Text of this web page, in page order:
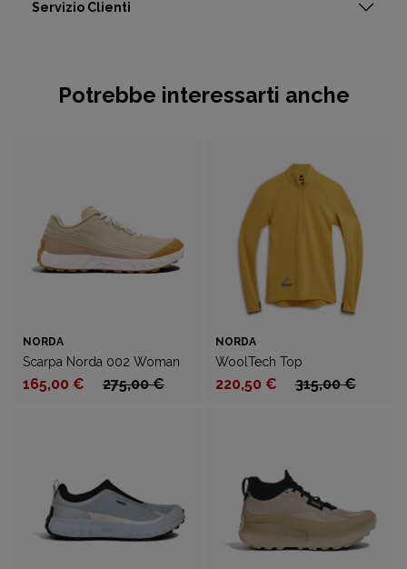
Servizio Clienti
Potrebbe interessarti anche
NORDA
Scarpa Norda 002 Woman
165,00 € 275,00 €
NORDA
WoolTech Top
220,50 € 315,00 €